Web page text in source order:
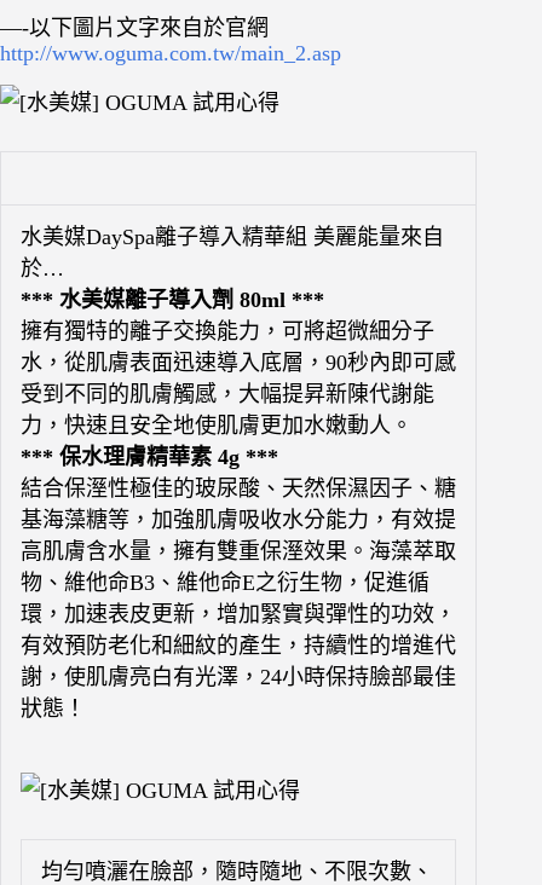
—-以下圖片文字來自於官網
http://www.oguma.com.tw/main_2.asp
水美媒DaySpa離子導入精華組 美麗能量來自
於…
*** 水美媒離子導入劑 80ml ***
擁有獨特的離子交換能力，可將超微細分子
水，從肌膚表面迅速導入底層，90秒內即可感
受到不同的肌膚觸感，大幅提昇新陳代謝能
力，快速且安全地使肌膚更加水嫩動人。
*** 保水理膚精華素 4g ***
結合保溼性極佳的玻尿酸、天然保濕因子、糖
基海藻糖等，加強肌膚吸收水分能力，有效提
高肌膚含水量，擁有雙重保溼效果。海藻萃取
物、維他命B3、維他命E之衍生物，促進循
環，加速表皮更新，增加緊實與彈性的功效，
有效預防老化和細紋的產生，持續性的增進代
謝，使肌膚亮白有光澤，24小時保持臉部最佳
狀態！
均勻噴灑在臉部，隨時隨地、不限次數、